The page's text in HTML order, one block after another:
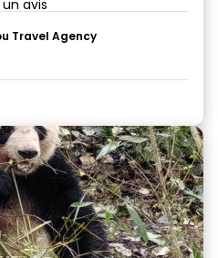
avis
Travel Agency